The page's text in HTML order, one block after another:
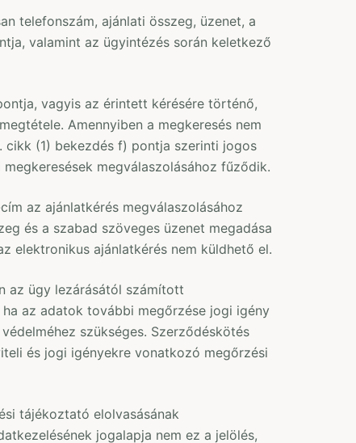
telefonszám, ajánlati összeg, üzenet, a
valamint az ügyintézés során keletkező
vagyis az érintett kérésére történő,
Amennyiben a megkeresés nem
cikk (1) bekezdés f) pontja szerinti jogos
megválaszolásához fűződik.
az ajánlatkérés megválaszolásához
és a szabad szöveges üzenet megadása
elektronikus ajánlatkérés nem küldhető el.
az ügy lezárásától számított
ha az adatok további megőrzése jogi igény
szükséges. Szerződéskötés
és jogi igényekre vonatkozó megőrzési
tájékoztató elolvasásának
jogalapja nem ez a jelölés,